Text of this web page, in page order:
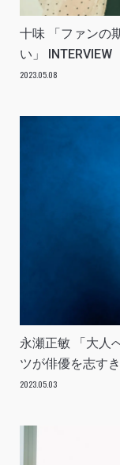
十味 「ファンの
い」 INTERVIEW
2023.05.08
永瀬正敏 「大人
ツが俳優を志す
2023.05.03